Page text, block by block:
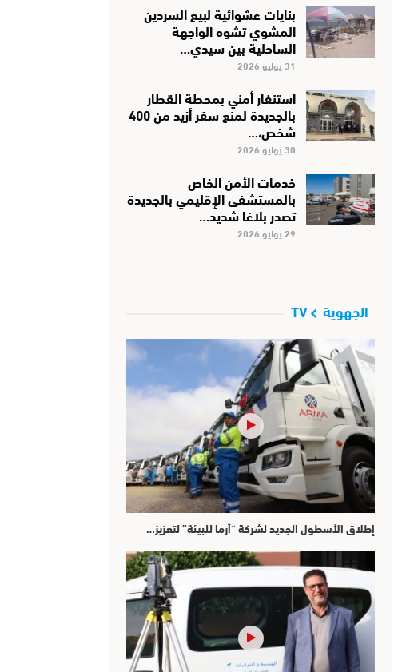
بنايات عشوائية لبيع السردين
المشوي تشوه الواجهة
الساحلية بين سيدي…
31 يوليو 2026
استنفار أمني بمحطة القطار
بالجديدة لمنع سفر أزيد من 400
شخص،…
30 يوليو 2026
خدمات الأمن الخاص
بالمستشفى الإقليمي بالجديدة
تصدر بلاغا شديد…
29 يوليو 2026
الجهوية TV
إطلاق الأسطول الجديد لشركة “أرما للبيئة” لتعزيز…